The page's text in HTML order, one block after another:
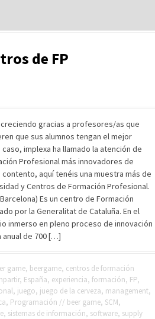
de FP
gracias a profesores/as que
que sus alumnos tengan el mejor
implexa ha llamado la atención de
Profesional más innovadores de
contento, aquí tenéis una muestra más de
y Centros de Formación Profesional.
Es un centro de Formación
por la Generalitat de Cataluña. En el
inmerso en pleno proceso de innovación
anual de 700 […]
game, beergame, centros de formación
, España, experiencia, formación, FP,
, juego, juego de la cerveza, management,
, Programación // beer game, SCM,
, sistemas de información, software, supply